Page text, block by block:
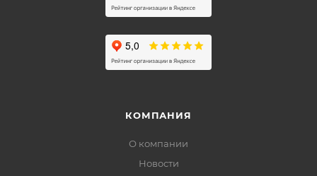
КОМПАНИЯ
О компании
Новости